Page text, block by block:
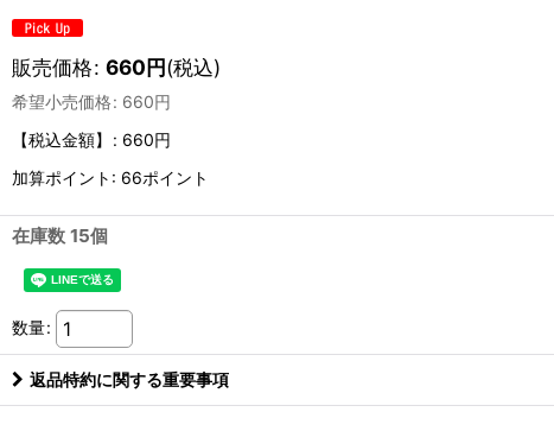
販売価格: 660円(税込)
希望小売価格: 660円
【税込金額】
: 660円
加算ポイント: 66ポイント
在庫数 15個
数量:
返品特約に関する重要事項